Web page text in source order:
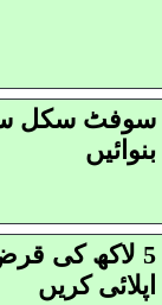
سوفٹ سکل
بنوائیں
5 لاکھ کی
اپلائی کریں